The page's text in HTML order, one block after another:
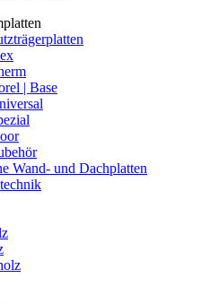
| Base
Wand- und Dachplatten